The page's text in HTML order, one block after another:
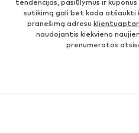
tendencijas, pasiūlymus ir
sutikimą gali bet kada atšaukti
pranešimą adresu
naudojantis kiekvieno
prenumeratos